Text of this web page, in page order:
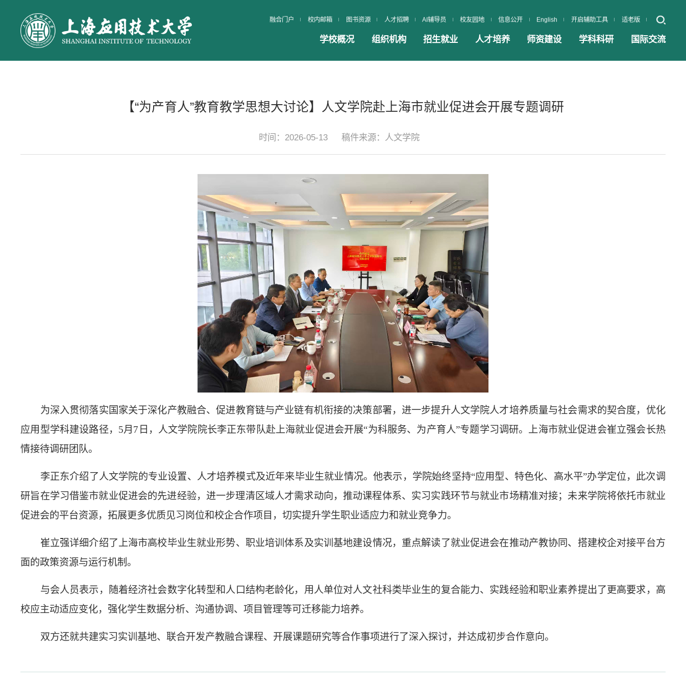
融合门户 校内邮箱 图书资源 人才招聘 AI辅导员 校友园地 信息公开 English 开启辅助工具 适老版
学校概况 组织机构 招生就业 人才培养 师资建设 学科科研 国际交流
【“为产育人”教育教学思想大讨论】人文学院赴上海市就业促进会开展专题调研
时间：2026-05-13 稿件来源：人文学院
为深入贯彻落实国家关于深化产教融合、促进教育链与产业链有机衔接的决策部署，进一步提升人文学院人才培养质量与社会需求的契合度，优化
应用型学科建设路径，5月7日，人文学院院长李正东带队赴上海就业促进会开展“为科服务、为产育人”专题学习调研。上海市就业促进会崔立强会长热
情接待调研团队。
李正东介绍了人文学院的专业设置、人才培养模式及近年来毕业生就业情况。他表示，学院始终坚持“应用型、特色化、高水平”办学定位，此次调
研旨在学习借鉴市就业促进会的先进经验，进一步理清区域人才需求动向，推动课程体系、实习实践环节与就业市场精准对接；未来学院将依托市就业
促进会的平台资源，拓展更多优质见习岗位和校企合作项目，切实提升学生职业适应力和就业竞争力。
崔立强详细介绍了上海市高校毕业生就业形势、职业培训体系及实训基地建设情况，重点解读了就业促进会在推动产教协同、搭建校企对接平台方
面的政策资源与运行机制。
与会人员表示，随着经济社会数字化转型和人口结构老龄化，用人单位对人文社科类毕业生的复合能力、实践经验和职业素养提出了更高要求，高
校应主动适应变化，强化学生数据分析、沟通协调、项目管理等可迁移能力培养。
双方还就共建实习实训基地、联合开发产教融合课程、开展课题研究等合作事项进行了深入探讨，并达成初步合作意向。